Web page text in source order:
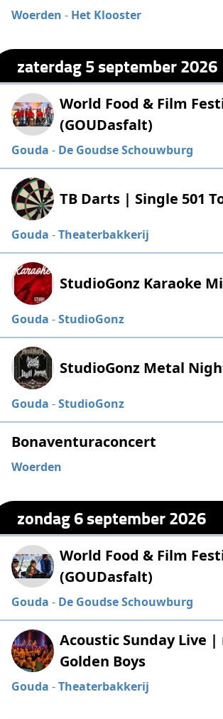
Woerden - Het Klooster
zaterdag 5 september 2026
World Food & Film
(GOUDasfalt)
Gouda - De Goudse Schouwburg
TB Darts | Single 501
Gouda -Theaterbakkerij
StudioGonz Karaoke
Gouda -StudioGonz
StudioGonz Metal
Gouda -StudioGonz
Bonaventuraconcert
Woerden
zondag 6 september 2026
World Food & Film
(GOUDasfalt)
Gouda - De Goudse Schouwburg
Acoustic Sunday Live |
Golden Boys
Gouda -Theaterbakkerij